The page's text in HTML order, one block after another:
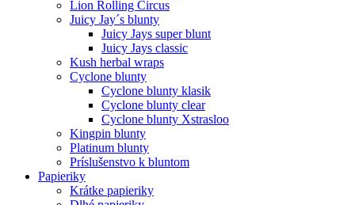
Lion Rolling Circus
Juicy Jay´s blunty
Juicy Jays super blunt
Juicy Jays classic
Kush herbal wraps
Cyclone blunty
Cyclone blunty klasik
Cyclone blunty clear
Cyclone blunty Xstrasloo
Kingpin blunty
Platinum blunty
Príslušenstvo k bluntom
Papieriky
Krátke papieriky